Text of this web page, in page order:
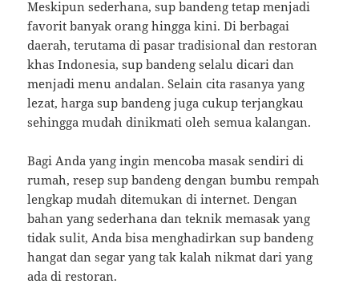
Meskipun sederhana, sup bandeng tetap menjadi
favorit banyak orang hingga kini. Di berbagai
daerah, terutama di pasar tradisional dan restoran
khas Indonesia, sup bandeng selalu dicari dan
menjadi menu andalan. Selain cita rasanya yang
lezat, harga sup bandeng juga cukup terjangkau
sehingga mudah dinikmati oleh semua kalangan.
Bagi Anda yang ingin mencoba masak sendiri di
rumah, resep sup bandeng dengan bumbu rempah
lengkap mudah ditemukan di internet. Dengan
bahan yang sederhana dan teknik memasak yang
tidak sulit, Anda bisa menghadirkan sup bandeng
hangat dan segar yang tak kalah nikmat dari yang
ada di restoran.